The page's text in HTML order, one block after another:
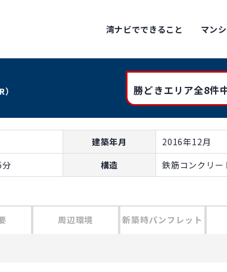
湾ナビでできること マン
勝どきエリア全8件
建築年月 2016年12月
構造 鉄筋コンクリ
周辺環境 新築時パンフレット